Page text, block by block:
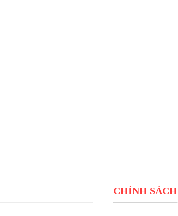
CHÍNH SÁCH